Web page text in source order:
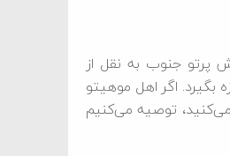
پرتو جنوب به نقل از
بگیرد. اگر اهل موهیتو
توصیه می‌کنیم